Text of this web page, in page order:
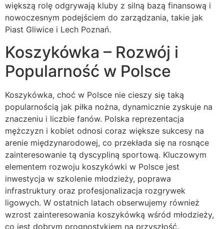
większą rolę odgrywają kluby z silną bazą finansową i
nowoczesnym podejściem do zarządzania, takie jak
Piast Gliwice i Lech Poznań.
Koszykówka – Rozwój i
Popularność w Polsce
Koszykówka, choć w Polsce nie cieszy się taką
popularnością jak piłka nożna, dynamicznie zyskuje na
znaczeniu i liczbie fanów. Polska reprezentacja
mężczyzn i kobiet odnosi coraz większe sukcesy na
arenie międzynarodowej, co przekłada się na rosnące
zainteresowanie tą dyscypliną sportową. Kluczowym
elementem rozwoju koszykówki w Polsce jest
inwestycja w szkolenie młodzieży, poprawa
infrastruktury oraz profesjonalizacja rozgrywek
ligowych. W ostatnich latach obserwujemy również
wzrost zainteresowania koszykówką wśród młodzieży,
co jest dobrym prognostykiem na przyszłość.